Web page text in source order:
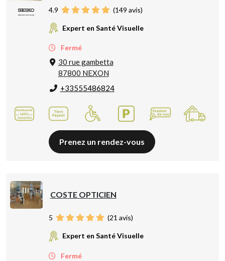
4.9 (149 avis)
Expert en Santé Visuelle
Fermé
30 rue gambetta
87800 NEXON
+33555486824
Prenez un rendez-vous
COSTE OPTICIEN
5 (21 avis)
Expert en Santé Visuelle
Fermé